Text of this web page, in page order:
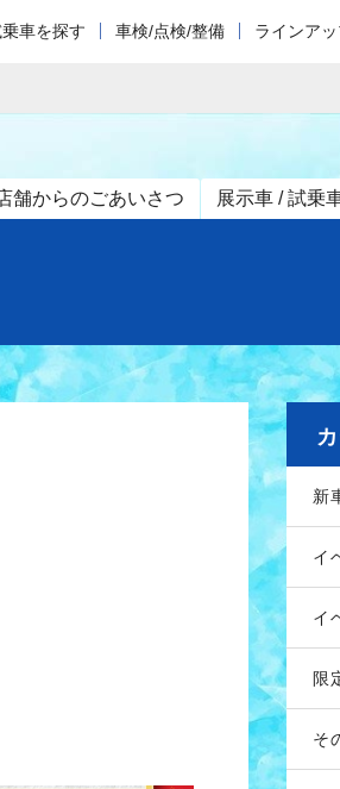
車を探す 車検/点検/整備 ラインア
舗からのごあいさつ 展示車 / 試乗
新
イ
イ
限
そ